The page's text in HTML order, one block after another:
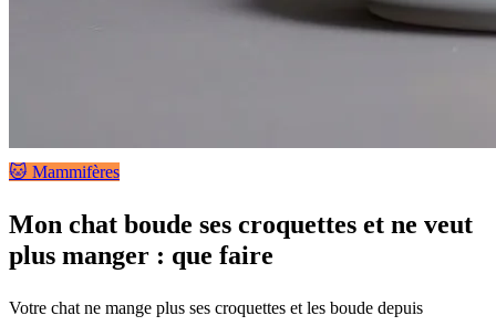
🐱 Mammifères
Mon chat boude ses croquettes et ne veut
plus manger : que faire
Votre chat ne mange plus ses croquettes et les boude depuis